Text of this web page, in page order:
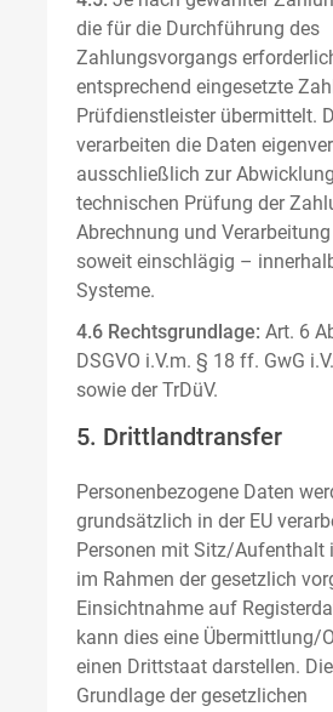
die für die Durchführung des
Zahlungsvorgangs
entsprechend eingesetzte
Prüfdienstleister übermittelt.
verarbeiten die Daten
ausschließlich zur
technischen Prüfung der
Abrechnung und
soweit einschlägig –
Systeme.
4.6 Rechtsgrundlage: Art. 6
DSGVO i.V.m. § 18 ff. GwG
sowie der TrDüV.
5. Drittlandtransfer
Personenbezogene Daten
grundsätzlich in der EU
Personen mit Sitz/Aufenthalt
im Rahmen der gesetzlich
Einsichtnahme auf
kann dies eine Übermittlung/
einen Drittstaat darstellen.
Grundlage der gesetzlichen